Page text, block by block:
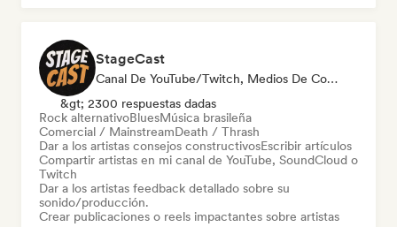
StageCast
Canal De YouTube/Twitch, Medios De Comunicación/Periodista, Mentor, Social Media Influencer, Experto En Sonido
&gt; 2300 respuestas dadas
Rock alternativoBluesMúsica brasileña
Comercial / MainstreamDeath / Thrash
Dar a los artistas consejos constructivosEscribir artículos
Compartir artistas en mi canal de YouTube, SoundCloud o
Twitch
Dar a los artistas feedback detallado sobre su
sonido/producción.
Crear publicaciones o reels impactantes sobre artistas